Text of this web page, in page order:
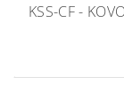
KSS-CF -